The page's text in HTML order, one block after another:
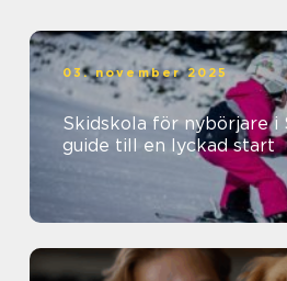
03. november 2025
Skidskola för nybörjare i
guide till en lyckad start